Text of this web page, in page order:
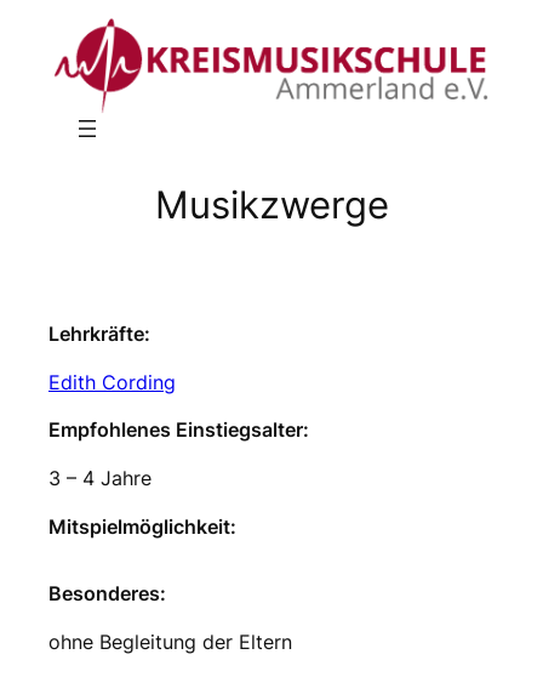
Musikzwerge
Lehrkräfte:
Edith Cording
Empfohlenes Einstiegsalter:
3 – 4 Jahre
Mitspielmöglichkeit:
Besonderes:
ohne Begleitung der Eltern